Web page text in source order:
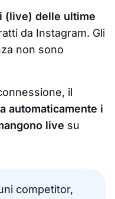
(live) delle ultime
da Instagram. Gli
non sono
il
automaticamente i
live su
competitor,